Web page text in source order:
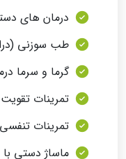
درمان های
طب سوزنی
گرما و سرما
تمرینات
تمرینات تنفسی
ماساژ دستی با